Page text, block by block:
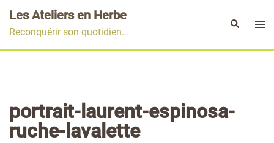
au
contenu
Les Ateliers en Herbe
Reconquérir son quotidien…
Rechercher
portrait-laurent-espinosa-
ruche-lavalette